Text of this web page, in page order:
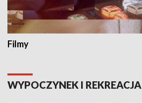
Filmy
WYPOCZYNEK I REKREACJA